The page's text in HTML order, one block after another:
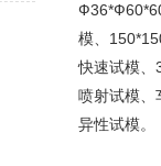
模、
快速试模、
喷射试模、
异性试模。